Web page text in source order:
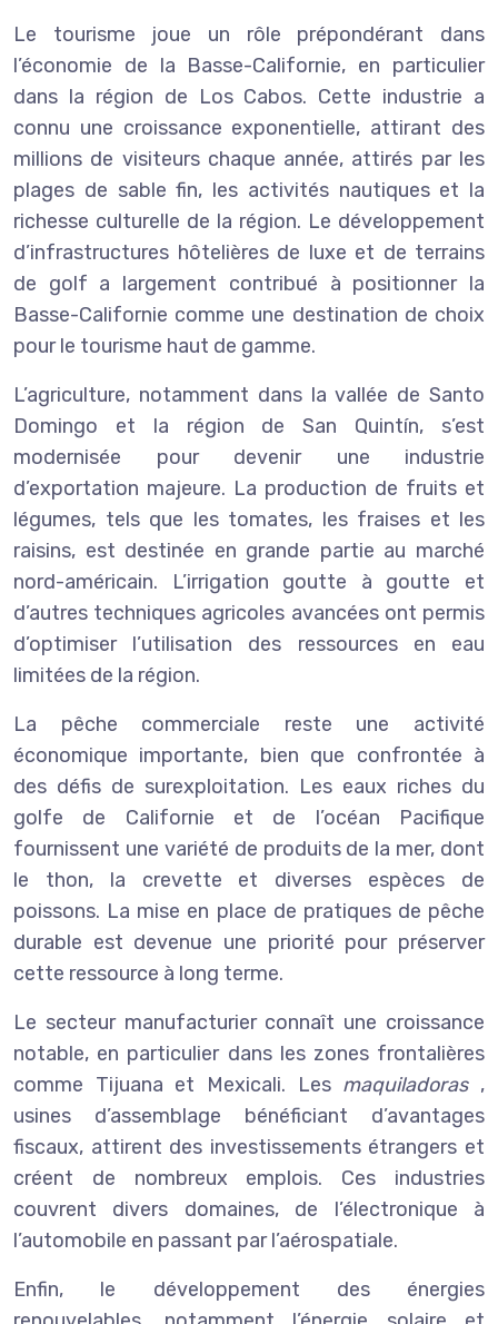
Le tourisme joue un rôle prépondérant dans
l’économie de la Basse-Californie, en particulier
dans la région de Los Cabos. Cette industrie a
connu une croissance exponentielle, attirant des
millions de visiteurs chaque année, attirés par les
plages de sable fin, les activités nautiques et la
richesse culturelle de la région. Le développement
d’infrastructures hôtelières de luxe et de terrains
de golf a largement contribué à positionner la
Basse-Californie comme une destination de choix
pour le tourisme haut de gamme.
L’agriculture, notamment dans la vallée de Santo
Domingo et la région de San Quintín, s’est
modernisée pour devenir une industrie
d’exportation majeure. La production de fruits et
légumes, tels que les tomates, les fraises et les
raisins, est destinée en grande partie au marché
nord-américain. L’irrigation goutte à goutte et
d’autres techniques agricoles avancées ont permis
d’optimiser l’utilisation des ressources en eau
limitées de la région.
La pêche commerciale reste une activité
économique importante, bien que confrontée à
des défis de surexploitation. Les eaux riches du
golfe de Californie et de l’océan Pacifique
fournissent une variété de produits de la mer, dont
le thon, la crevette et diverses espèces de
poissons. La mise en place de pratiques de pêche
durable est devenue une priorité pour préserver
cette ressource à long terme.
Le secteur manufacturier connaît une croissance
notable, en particulier dans les zones frontalières
comme Tijuana et Mexicali. Les maquiladoras ,
usines d’assemblage bénéficiant d’avantages
fiscaux, attirent des investissements étrangers et
créent de nombreux emplois. Ces industries
couvrent divers domaines, de l’électronique à
l’automobile en passant par l’aérospatiale.
Enfin, le développement des énergies